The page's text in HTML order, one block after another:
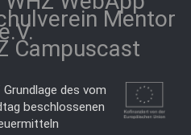
des vom
beschlossenen